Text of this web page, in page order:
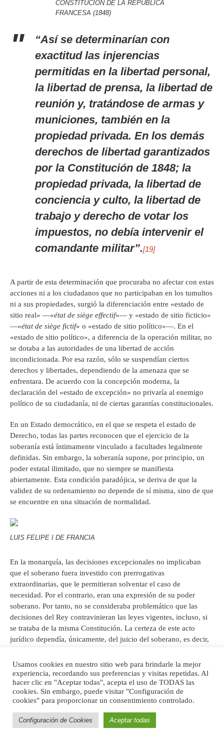
CONSTITUCIÓN DE LA REPÚBLICA
FRANCESA (1848)
“Así se determinarían con
exactitud las injerencias
permitidas en la libertad personal,
la libertad de prensa, la libertad de
reunión y, tratándose de armas y
municiones, también en la
propiedad privada. En los demás
derechos de libertad garantizados
por la Constitución de 1848; la
propiedad privada, la libertad de
conciencia y culto, la libertad de
trabajo y derecho de votar los
impuestos, no debía intervenir el
comandante militar”.[19]
A partir de esta determinación que procuraba no afectar con estas
acciones ni a los ciudadanos que no participaban en los tumultos
ni a sus propiedades, surgió la diferenciación entre «estado de
sitio real» —«état de siège effectif»— y «estado de sitio ficticio»
—«état de siège fictif» o «estado de sitio político»—. En el
«estado de sitio político», a diferencia de la operación militar, no
se dotaba a las autoridades de una libertad de acción
incondicionada. Por esa razón, sólo se suspendían ciertos
derechos y libertades, dependiendo de la amenaza que se
enfrentara. De acuerdo con la concepción moderna, la
declaración del «estado de excepción» no privaría al enemigo
político de su ciudadanía, ni de ciertas garantías constitucionales.
En un Estado democrático, en el que se respeta el estado de
Derecho, todas las partes reconocen que el ejercicio de la
soberanía está íntimamente vinculado a facultades legalmente
definidas. Sin embargo, la soberanía supone, por principio, un
poder estatal ilimitado, que no siempre se manifiesta
abiertamente. Esta condición paradójica, se deriva de que la
validez de su ordenamiento no depende de sí misma, sino de que
se encuentre en una situación de normalidad.
LUIS FELIPE I DE FRANCIA
En la monarquía, las decisiones excepcionales no implicaban
que el soberano fuera investido con prerrogativas
extraordinarias, que le permitieran solventar el caso de
necesidad. Por el contrario, eran una expresión de su poder
soberano. Por tanto, no se consideraba problemático que las
decisiones del Rey contravinieran las leyes vigentes, incluso, si
se trataba de la misma Constitución. La certeza de este acto
jurídico dependía, únicamente, del juicio del soberano, es decir,
Si bien el soberano no podía modificar el contenido de la
Constitución, tenía la obligación de asegurarla y protegerla de
modificaciones; por ello, se le dotaba de un «poder supremo»
—«pouvoir suprême»— que le facultaba para pasar por encima
del ordenamiento legal.
En este sentido, Schmitt recuperó el concepto de soberanía
Usamos cookies en nuestro sitio web para brindarle la mejor
experiencia, recordando sus preferencias y visitas repetidas. Al
hacer clic en "Aceptar todas", acepta el uso de TODAS las
cookies. Sin embargo, puede visitar "Configuración de
cookies" para proporcionar un consentimiento controlado.
Configuración de Cookies Aceptar todas